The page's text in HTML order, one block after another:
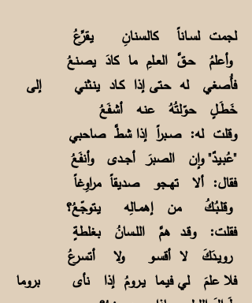
لجمت لســاناً كالـسنـانِ يـقرِّعُ
وأعلمُ حــقَّ العــلمِ ما كادَ يصـنعُ
فأُصغي له حـتى إذا كــاد ينـثني إلى
خَـطَــلٍ حـوّلتُهُ عنـه أشـفَعُ
وقلت له: صــبراً إذا شطَّ صاحبي
"عُبـيـدٌ" وإن الصبرَ أجـــدى وأنفَعُ
فقال: ألا تهــجو صـديقاً مراوِغاً
وقلـبُــكُ من إهمــالِه يـتوجّعُ؟
فقلت: وقــد همَّ اللــسانُ بـغلطةٍ
رويــدَكَ لا أقســو ولا أتسـرعُ
فلا علمَ لي فيــما يــرومُ إذا نأى بروما